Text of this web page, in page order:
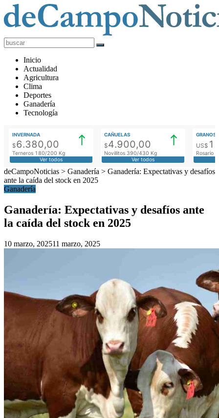
deCampoNoticias
Actualidad
Agropecuaria
Inicio
Actualidad
Agricultura
Clima
Deportes
Ganadería
Tecnología
INVERNADA
$6.380,00
Terneros 180/200 Kg
Ver todos
CAÑUELAS
$4.900,00
Novillitos 390/430 Kg
Ver todos
GRANOS
US$
Rosario
deCampoNoticias > Ganadería > Ganadería: Expectativas y desafíos
ante la caída del stock en 2025
Ganadería
Ganadería: Expectativas y desafíos ante
la caída del stock en 2025
10 marzo, 202511 marzo, 2025